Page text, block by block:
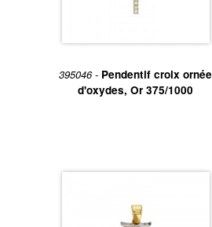
395046 - Pendentif croix ornée
d'oxydes, Or 375/1000